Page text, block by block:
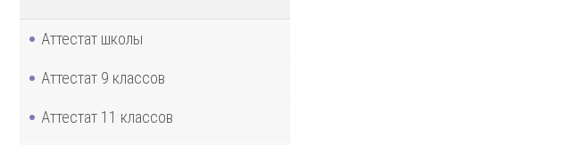
Аттестат школы
Аттестат 9 классов
Аттестат 11 классов